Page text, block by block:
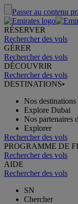
Passer au contenu
RÉSERVER
Rechercher des vols
GÉRER
Rechercher des vols
DÉCOUVRIR
Rechercher des vols
DESTINATIONS•
Nos destinations
Explore Dubai
Nos partenaires
Explorer
Rechercher des vols
PROGRAMME DE
Rechercher des vols
AIDE
Rechercher des vols
SN
Chercher